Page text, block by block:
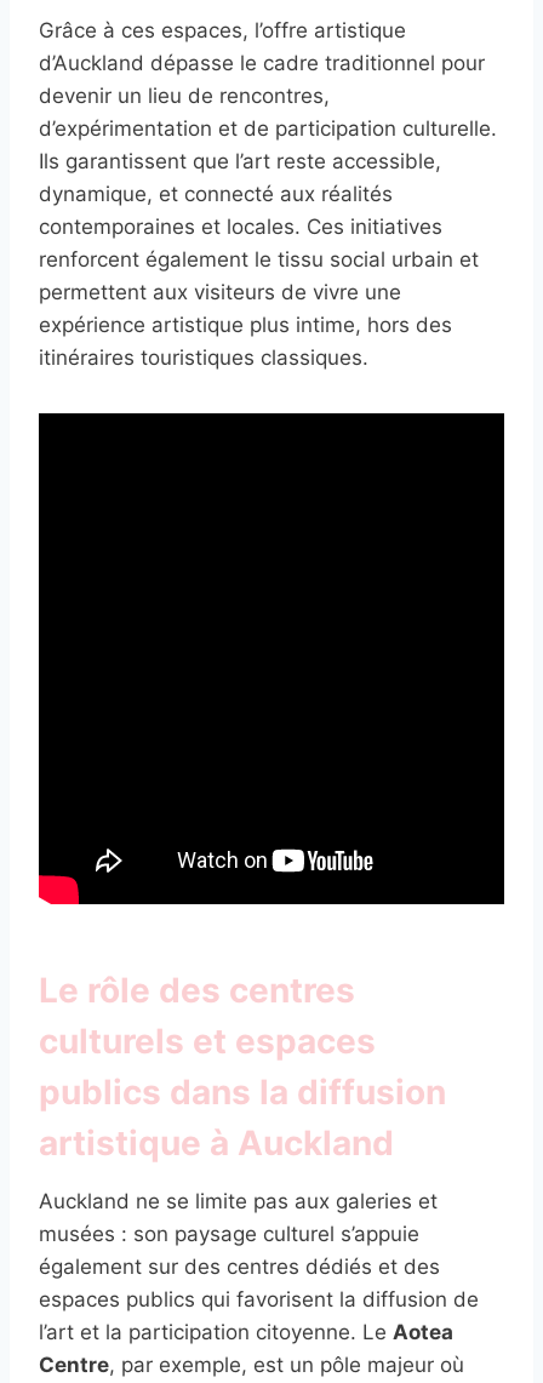
Grâce à ces espaces, l’offre artistique
d’Auckland dépasse le cadre traditionnel pour
devenir un lieu de rencontres,
d’expérimentation et de participation culturelle.
Ils garantissent que l’art reste accessible,
dynamique, et connecté aux réalités
contemporaines et locales. Ces initiatives
renforcent également le tissu social urbain et
permettent aux visiteurs de vivre une
expérience artistique plus intime, hors des
itinéraires touristiques classiques.
Le rôle des centres
culturels et espaces
publics dans la diffusion
artistique à Auckland
Auckland ne se limite pas aux galeries et
musées : son paysage culturel s’appuie
également sur des centres dédiés et des
espaces publics qui favorisent la diffusion de
l’art et la participation citoyenne. Le Aotea
Centre, par exemple, est un pôle majeur où